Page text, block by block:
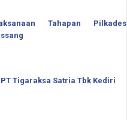
Tahapan Pilkades
Tigaraksa Satria Tbk Kediri